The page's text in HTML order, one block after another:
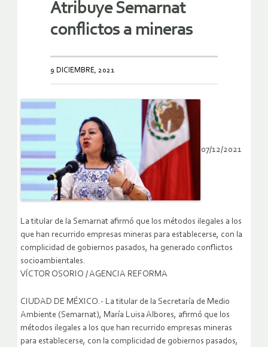
Atribuye Semarnat
conflictos a mineras
9 DICIEMBRE, 2021
07/12/2021
La titular de la Semarnat afirmó que los métodos ilegales a los
que han recurrido empresas mineras para establecerse, con la
complicidad de gobiernos pasados, ha generado conflictos
socioambientales.
VÍCTOR OSORIO / AGENCIA REFORMA
CIUDAD DE MÉXICO.- La titular de la Secretaría de Medio
Ambiente (Semarnat), María Luisa Albores, afirmó que los
métodos ilegales a los que han recurrido empresas mineras
para establecerse, con la complicidad de gobiernos pasados,